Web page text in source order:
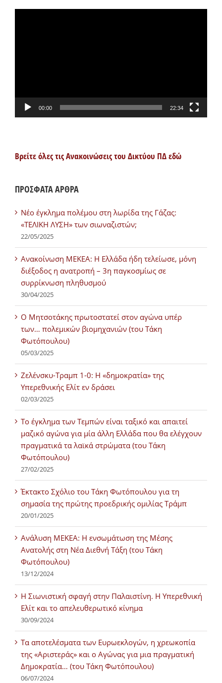
00:00 22:34
Βρείτε όλες τις Ανακοινώσεις του Δικτύου ΠΔ εδώ
ΠΡΟΣΦΑΤΑ ΑΡΘΡΑ
Νέο έγκλημα πολέμου στη λωρίδα της Γάζας:
«ΤΕΛΙΚΗ ΛΥΣΗ» των σιωναζιστών;
22/05/2025
Ανακοίνωση ΜΕΚΕΑ: Η Ελλάδα ήδη τελείωσε, μόνη
διέξοδος η ανατροπή – 3η παγκοσμίως σε
συρρίκνωση πληθυσμού
30/04/2025
Ο Μητσοτάκης πρωτοστατεί στον αγώνα υπέρ
των… πολεμικών βιομηχανιών (του Τάκη
Φωτόπουλου)
05/03/2025
Ζελένσκυ-Τραμπ 1-0: Η «δημοκρατία» της
Υπερεθνικής Ελίτ εν δράσει
02/03/2025
Tο έγκλημα των Τεμπών είναι ταξικό και απαιτεί
μαζικό αγώνα για μία άλλη Ελλάδα που θα ελέγχουν
πραγματικά τα λαϊκά στρώματα (του Τάκη
Φωτόπουλου)
27/02/2025
Έκτακτο Σχόλιο του Τάκη Φωτόπουλου για τη
σημασία της πρώτης προεδρικής ομιλίας Τράμπ
20/01/2025
Ανάλυση ΜΕΚΕΑ: Η ενσωμάτωση της Μέσης
Ανατολής στη Νέα Διεθνή Τάξη (του Τάκη
Φωτόπουλου)
13/12/2024
Η Σιωνιστική σφαγή στην Παλαιστίνη. Η Υπερεθνική
Ελίτ και το απελευθερωτικό κίνημα
30/09/2024
Τα αποτελέσματα των Ευρωεκλογών, η χρεωκοπία
της «Αριστεράς» και ο Αγώνας για μια πραγματική
Δημοκρατία… (του Τάκη Φωτόπουλου)
06/07/2024